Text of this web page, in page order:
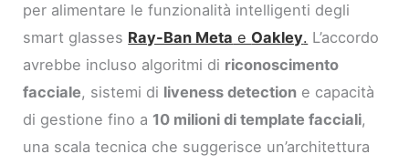
per alimentare le funzionalità intelligenti degli
smart glasses Ray-Ban Meta e Oakley. L’accordo
avrebbe incluso algoritmi di riconoscimento
facciale, sistemi di liveness detection e capacità
di gestione fino a 10 milioni di template facciali,
una scala tecnica che suggerisce un’architettura